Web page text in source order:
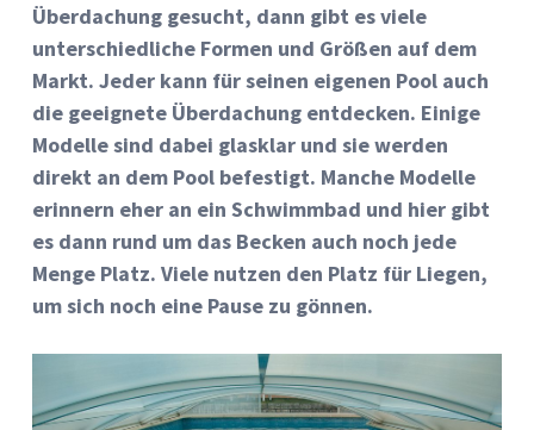
Überdachung gesucht, dann gibt es viele
unterschiedliche Formen und Größen auf dem
Markt. Jeder kann für seinen eigenen Pool auch
die geeignete Überdachung entdecken. Einige
Modelle sind dabei glasklar und sie werden
direkt an dem Pool befestigt. Manche Modelle
erinnern eher an ein Schwimmbad und hier gibt
es dann rund um das Becken auch noch jede
Menge Platz. Viele nutzen den Platz für Liegen,
um sich noch eine Pause zu gönnen.